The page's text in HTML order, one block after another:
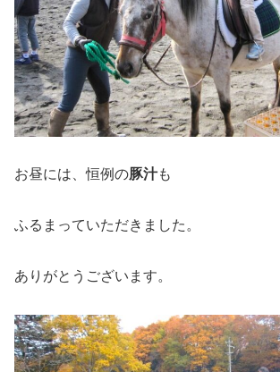
お昼には、恒例の豚汁も
ふるまっていただきました。
ありがとうございます。